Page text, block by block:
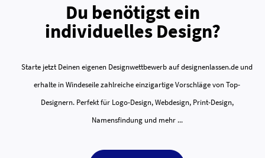
Du benötigst ein
individuelles Design?
Starte jetzt Deinen eigenen Designwettbewerb auf designenlassen.de und
erhalte in Windeseile zahlreiche einzigartige Vorschläge von Top-
Designern. Perfekt für Logo-Design, Webdesign, Print-Design,
Namensfindung und mehr ...